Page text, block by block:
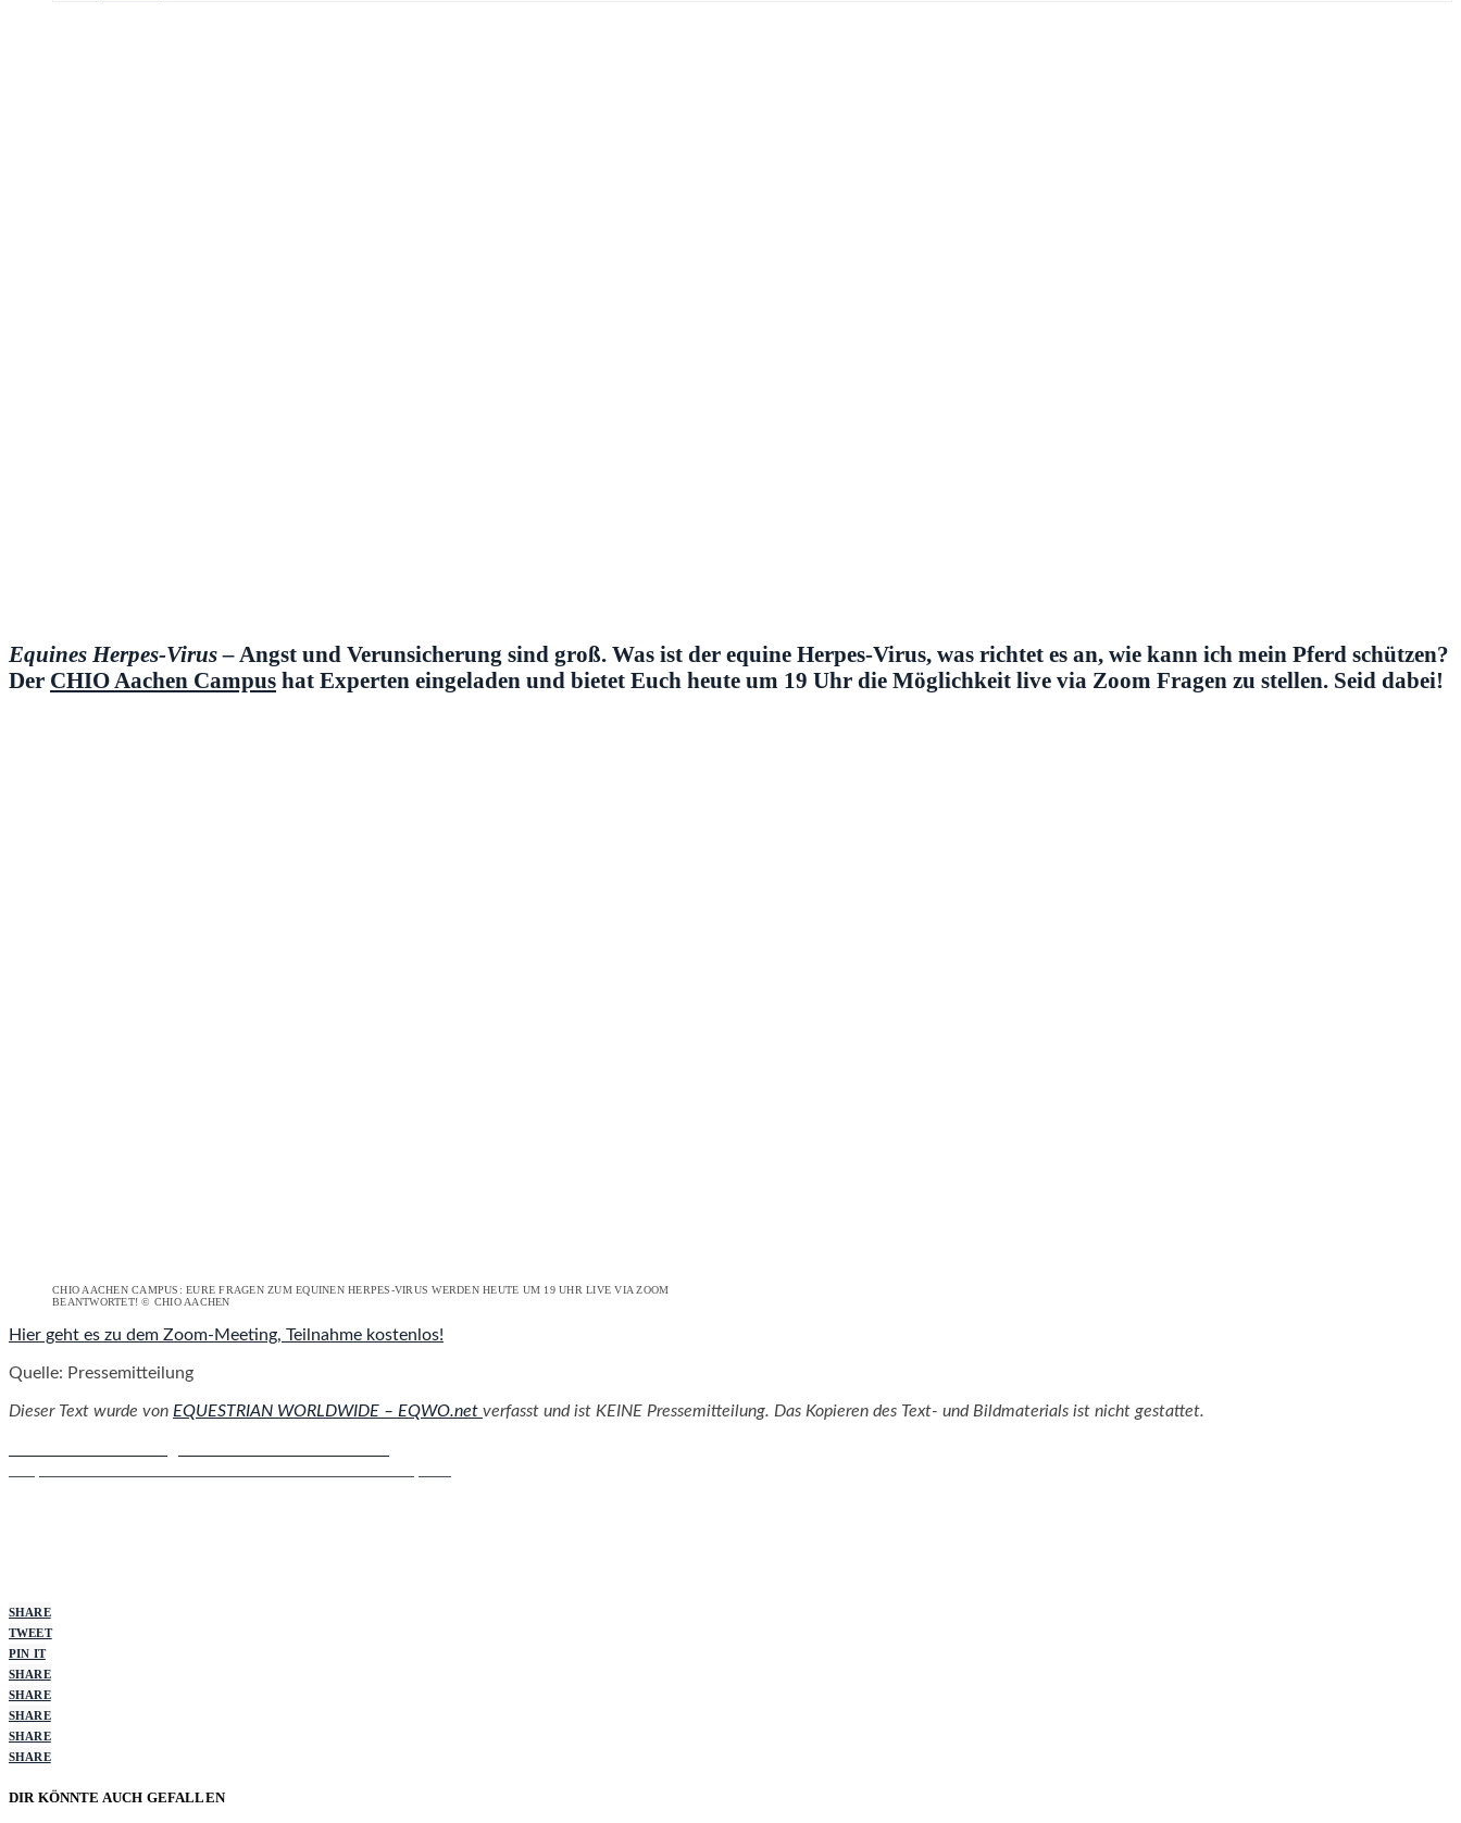
Equines Herpes-Virus – Angst und Verunsicherung sind groß. Was ist der equine Herpes-Virus, was richtet es an, wie kann ich mein Pferd schützen?
Der CHIO Aachen Campus hat Experten eingeladen und bietet Euch heute um 19 Uhr die Möglichkeit live via Zoom Fragen zu stellen. Seid dabei!
CHIO AACHEN CAMPUS: EURE FRAGEN ZUM EQUINEN HERPES-VIRUS WERDEN HEUTE UM 19 UHR LIVE VIA ZOOM
BEANTWORTET! © CHIO AACHEN
Hier geht es zu dem Zoom-Meeting, Teilnahme kostenlos!
Quelle: Pressemitteilung
Dieser Text wurde von EQUESTRIAN WORLDWIDE – EQWO.net verfasst und ist KEINE Pressemitteilung. Das Kopieren des Text- und Bildmaterials ist nicht gestattet.
SHARE
TWEET
PIN IT
SHARE
SHARE
SHARE
SHARE
SHARE
DIR KÖNNTE AUCH GEFALLEN